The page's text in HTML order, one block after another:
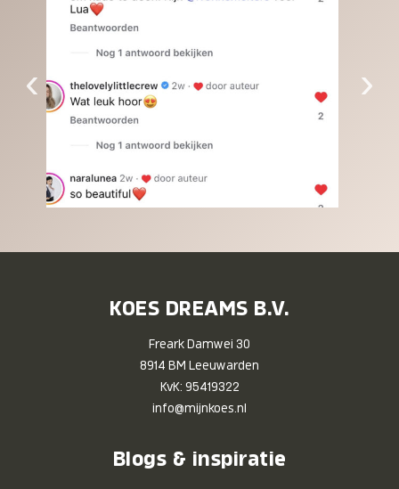
‹ ›
KOES DREAMS B.V.
Freark Damwei 30
8914 BM Leeuwarden
KvK: 95419322
info@mijnkoes.nl
Blogs & inspiratie